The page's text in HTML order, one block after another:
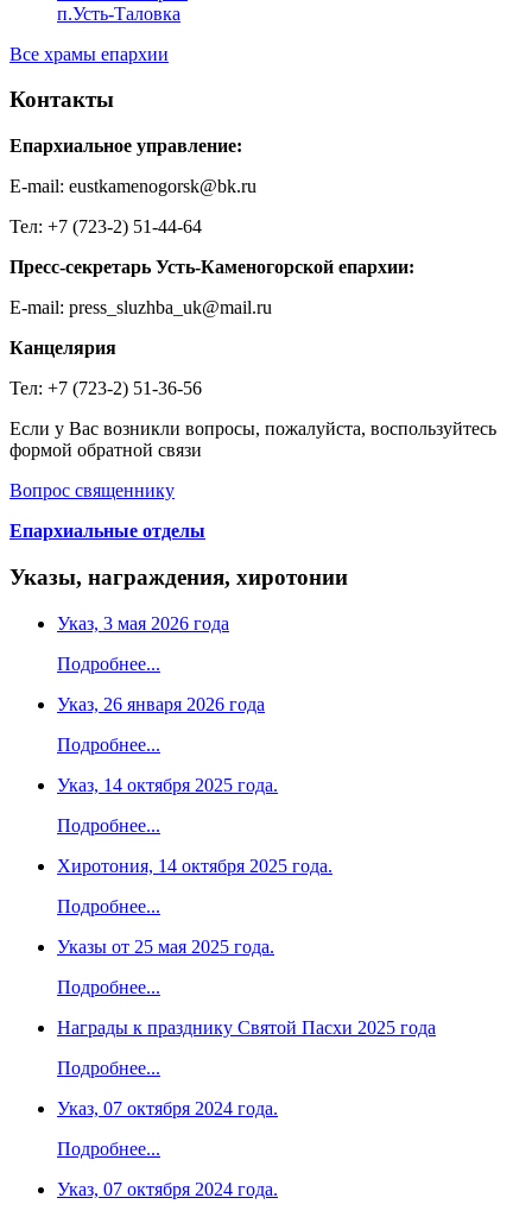
п.Усть-Таловка
Все храмы епархии
Контакты
Епархиальное управление:
E-mail: eustkamenogorsk@bk.ru
Тел: +7 (723-2) 51-44-64
Пресс-секретарь Усть-Каменогорской епархии:
E-mail: press_sluzhba_uk@mail.ru
Канцелярия
Тел: +7 (723-2) 51-36-56
Если у Вас возникли вопросы, пожалуйста, воспользуйтесь
формой обратной связи
Вопрос священнику
Епархиальные отделы
Указы, награждения, хиротонии
Указ, 3 мая 2026 года
Подробнее...
Указ, 26 января 2026 года
Подробнее...
Указ, 14 октября 2025 года.
Подробнее...
Хиротония, 14 октября 2025 года.
Подробнее...
Указы от 25 мая 2025 года.
Подробнее...
Награды к празднику Святой Пасхи 2025 года
Подробнее...
Указ, 07 октября 2024 года.
Подробнее...
Указ, 07 октября 2024 года.